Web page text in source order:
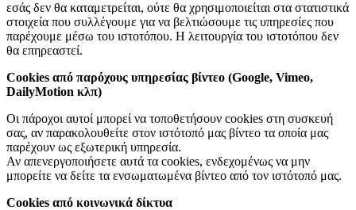
εσάς δεν θα καταμετρείται, ούτε θα χρησιμοποιείται στα στατιστικά
στοιχεία που συλλέγουμε για να βελτιώσουμε τις υπηρεσίες που
παρέχουμε μέσω του ιστοτόπου. Η λειτουργία του ιστοτόπου δεν
θα επηρεαστεί.
Cookies από παρόχους υπηρεσίας βίντεο (Google, Vimeo,
DailyMotion κλπ)
Οι πάροχοι αυτοί μπορεί να τοποθετήσουν cookies στη συσκευή
σας, αν παρακολουθείτε στον ιστότοπό μας βίντεο τα οποία μας
παρέχουν ως εξωτερική υπηρεσία.
Αν απενεργοποιήσετε αυτά τα cookies, ενδεχομένως να μην
μπορείτε να δείτε τα ενσωματωμένα βίντεο από τον ιστότοπό μας.
Cookies από κοινωνικά δίκτυα